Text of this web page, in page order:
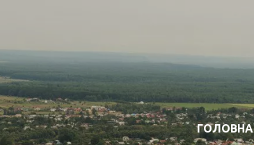
ГОЛОВНА